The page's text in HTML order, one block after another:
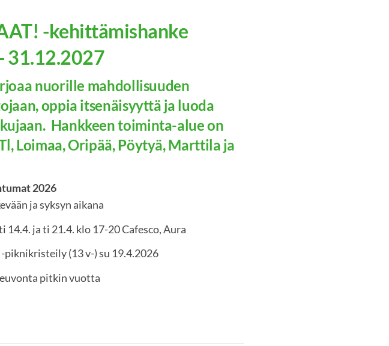
-kehittämishanke
31.12.2027
nuorille mahdollisuuden
oppia itsenäisyyttä ja luoda
Hankkeen toiminta-alue on
Loimaa, Oripää, Pöytyä, Marttila ja
2026
ja syksyn aikana
ja ti 21.4. klo 17-20 Cafesco, Aura
piknikristeily (13 v-) su 19.4.2026
pitkin vuotta